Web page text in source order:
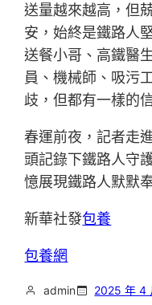
送量越來越高，但
安，始終是鐵路人
送餐小哥、高鐵醫
員、機械師、吸污
歧，但都有一樣的
春運前夜，記者走
頭記錄下鐵路人守
憶展現鐵路人默默
新華社發包養
包養網
admin 2025 年 4